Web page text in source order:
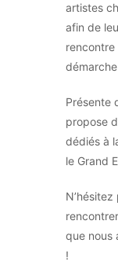
artistes
afin de
rencontre
Présente
propose
dédiés à
le Grand
que nous
!